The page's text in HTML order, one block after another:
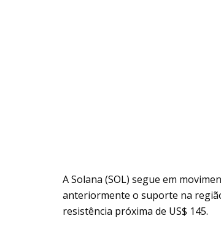
A Solana (SOL) segue em
anteriormente o suporte na
resistência próxima de US$ 145.